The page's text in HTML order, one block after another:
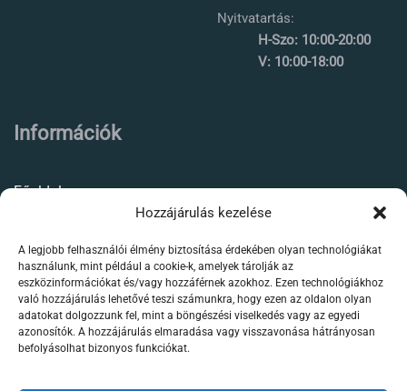
Hozzájárulás kezelése
A legjobb felhasználói élmény biztosítása érdekében olyan technológiákat
használunk, mint például a cookie-k, amelyek tárolják az
eszközinformációkat és/vagy hozzáférnek azokhoz. Ezen technológiákhoz
való hozzájárulás lehetővé teszi számunkra, hogy ezen az oldalon olyan
adatokat dolgozzunk fel, mint a böngészési viselkedés vagy az egyedi
azonosítók. A hozzájárulás elmaradása vagy visszavonása hátrányosan
befolyásolhat bizonyos funkciókat.
Nyitvatartás:
H-Szo: 10:00-20:00
V: 10:00-18:00
Információk
Főoldal
Élőállat kereskedés
Forgalmazott termékeink
Szaktanácsadás /